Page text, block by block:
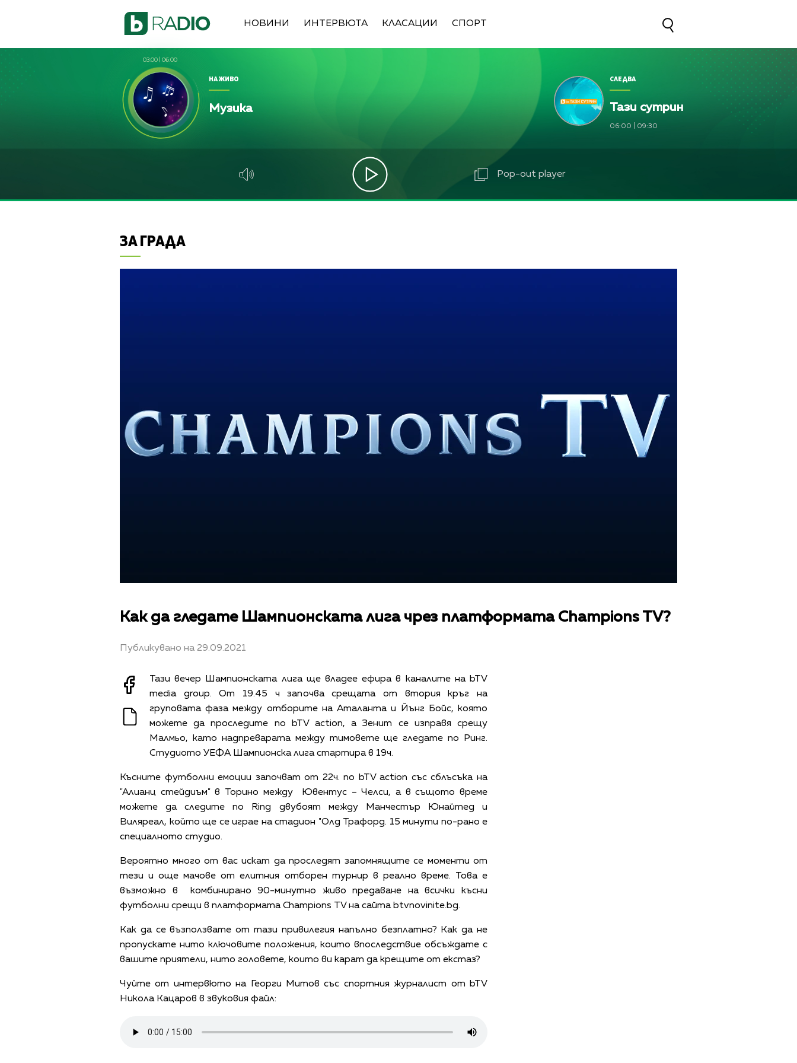
НОВИНИ ИНТЕРВЮТА КЛАСАЦИИ СПОРТ
03:00 06:00
НА ЖИВО
Музика
СЛЕДВА
Тази сутрин
06:00 09:30
Pop-out player
ЗА ГРАДА
Как да гледате Шампионската лига чрез платформата Champions TV?
Публикувано на 29.09.2021
Тази вечер Шампионската лига ще владее ефира в каналите на bTV
media group. От 19.45 ч започва срещата от втория кръг на
груповата фаза между отборите на Аталанта и Йънг Бойс, която
можете да проследите по bTV action, а Зенит се изправя срещу
Малмьо, като надпреварата между тимовете ще гледате по Ринг.
Студиото УЕФА Шампионска лига стартира в 19ч.
Късните футболни емоции започват от 22ч. по bTV action със сблъсъка на
"Алианц стейдиъм" в Торино между Ювентус – Челси, а в същото време
можете да следите по Ring двубоят между Манчестър Юнайтед и
Виляреал, който ще се играе на стадион "Олд Трафорд. 15 минути по-рано е
специалното студио.
Вероятно много от вас искат да проследят запомнящите се моменти от
тези и още мачове от елитния отборен турнир в реално време. Това е
възможно в комбинирано 90-минутно живо предаване на всички късни
футболни срещи в платформата Champions TV на сайта btvnovinite.bg.
Как да се възползвате от тази привилегия напълно безплатно? Как да не
пропускате нито ключовите положения, които впоследствие обсъждате с
вашите приятели, нито головете, които ви карат да крещите от екстаз?
Чуйте от интервюто на Георги Митов със спортния журналист от bTV
Никола Кацаров в звуковия файл: